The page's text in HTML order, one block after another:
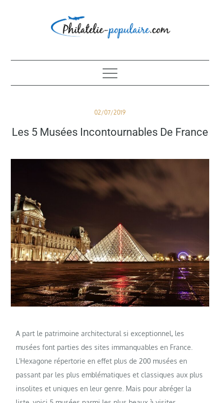
Philatélie populaire
Posted
02/07/2019
Les 5 Musées Incontournables De France
A part le patrimoine architectural si exceptionnel, les
musées font parties des sites immanquables en France.
L’Hexagone répertorie en effet plus de 200 musées en
passant par les plus emblématiques et classiques aux plus
insolites et uniques en leur genre. Mais pour abréger la